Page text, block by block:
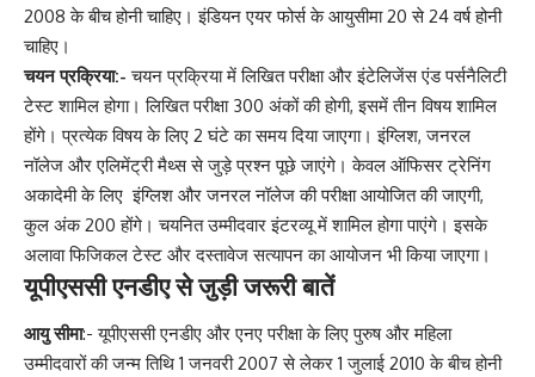
2008 के बीच होनी चाहिए। इंडियन एयर फोर्स के आयुसीमा 20 से 24 वर्ष होनी
चाहिए।
चयन प्रक्रिया:- चयन प्रक्रिया में लिखित परीक्षा और इंटेलिजेंस एंड पर्सनैलिटी
टेस्ट शामिल होगा। लिखित परीक्षा 300 अंकों की होगी, इसमें तीन विषय शामिल
होंगे। प्रत्येक विषय के लिए 2 घंटे का समय दिया जाएगा। इंग्लिश, जनरल
नॉलेज और एलिमेंट्री मैथ्स से जुड़े प्रश्न पूछे जाएंगे। केवल ऑफिसर ट्रेनिंग
अकादेमी के लिए इंग्लिश और जनरल नॉलेज की परीक्षा आयोजित की जाएगी,
कुल अंक 200 होंगे। चयनित उम्मीदवार इंटरव्यू में शामिल होगा पाएंगे। इसके
अलावा फिजिकल टेस्ट और दस्तावेज सत्यापन का आयोजन भी किया जाएगा।
यूपीएससी एनडीए से जुड़ी जरूरी बातें
आयु सीमा:- यूपीएससी एनडीए और एनए परीक्षा के लिए पुरुष और महिला
उम्मीदवारों की जन्म तिथि 1 जनवरी 2007 से लेकर 1 जुलाई 2010 के बीच होनी